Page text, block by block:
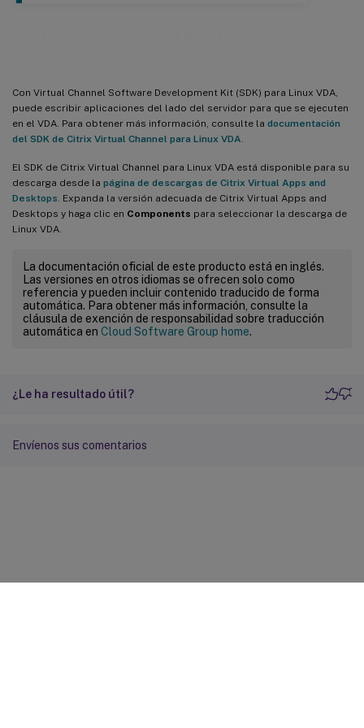
Con Virtual Channel Software Development Kit (SDK) para Linux VDA,
puede escribir aplicaciones del lado del servidor para que se ejecuten
en el VDA. Para obtener más información, consulte la documentación
del SDK de Citrix Virtual Channel para Linux VDA
El SDK de Citrix Virtual Channel para Linux VDA está disponible para su
descarga desde la página de descargas de Citrix Virtual Apps and
Desktops . Expanda la versión adecuada de Citrix Virtual Apps and
Desktops y haga clic en Components para seleccionar la descarga de
Linux VDA.
La documentación oficial de este producto está en inglés.
Las versiones en otros idiomas se ofrecen solo como
referencia y pueden incluir contenido traducido de forma
automática. Para obtener más información, consulte la
cláusula de exención de responsabilidad sobre traducción
automática en Cloud Software Group home.
¿Le ha resultado útil?
Envíenos sus comentarios